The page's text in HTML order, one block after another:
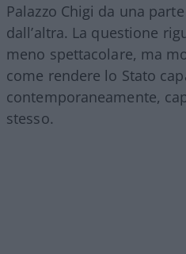
Palazzo Chigi da una
dall’altra. La questione
meno spettacolare, ma
come rendere lo Stato
contemporaneamente,
stesso.